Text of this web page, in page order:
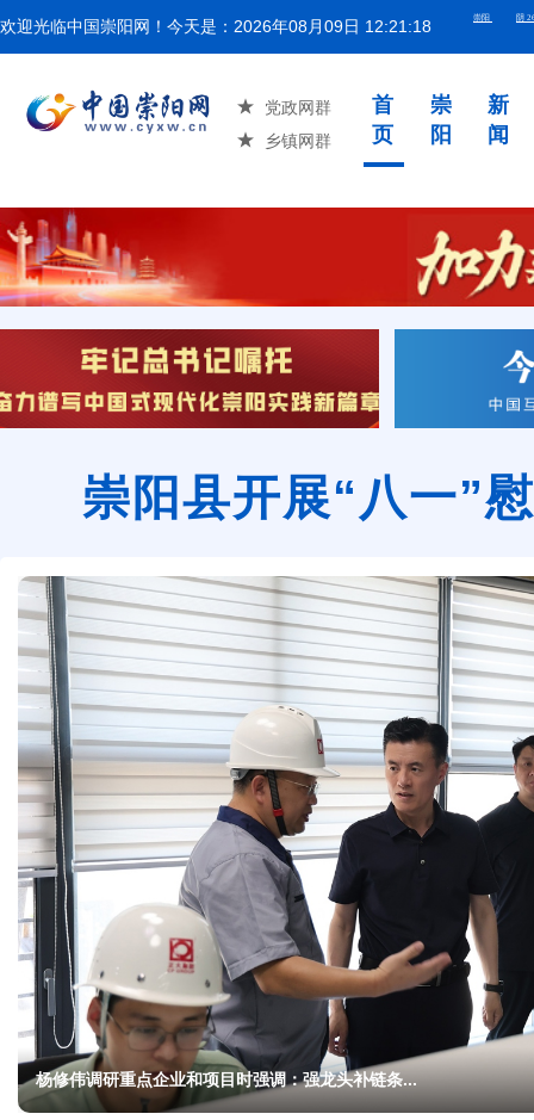
欢迎光临中国崇阳网！今天是： 2026年08月09日 12:21:19
党政网群
乡镇网群
首
页
崇
阳
新
闻
崇阳县开展“八一”
杨修伟调研重点企业和项目时强调：强龙头补链条...